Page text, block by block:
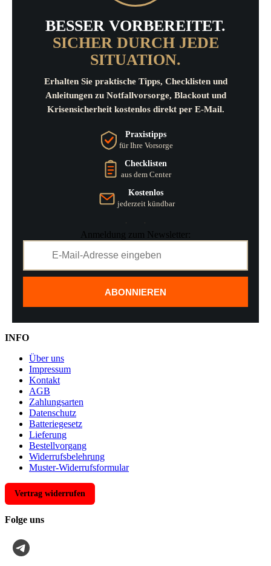
BESSER VORBEREITET.
SICHER DURCH JEDE
SITUATION.
Erhalten Sie praktische Tipps, Checklisten und
Anleitungen zu Notfallvorsorge, Blackout und
Krisensicherheit kostenlos direkt per E-Mail.
Praxistipps
für Ihre Vorsorge
Checklisten
aus dem Center
Kostenlos
jederzeit kündbar
Anmeldung zum Newsletter:
ABONNIEREN
INFO
Über uns
Impressum
Kontakt
AGB
Zahlungsarten
Datenschutz
Batteriegesetz
Lieferung
Bestellvorgang
Widerrufsbelehrung
Muster-Widerrufsformular
Vertrag widerrufen
Folge uns